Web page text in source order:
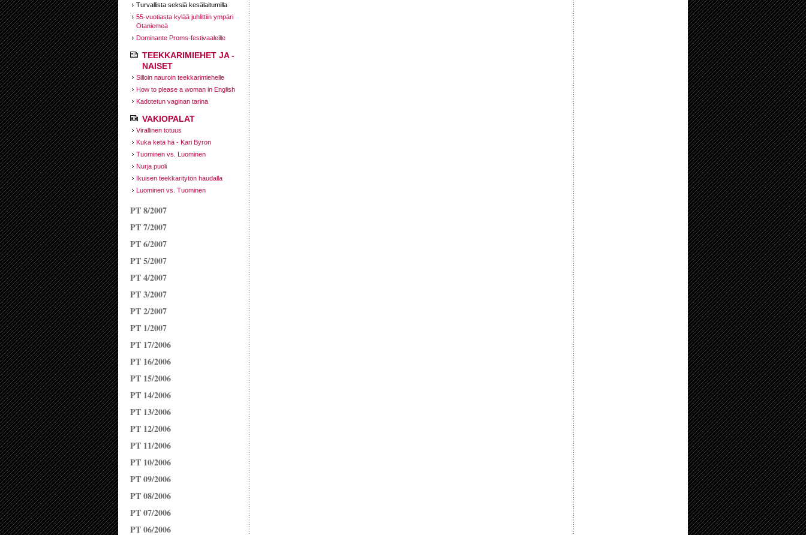
Turvallista seksiä kesälaitumilla
55-vuotiasta kylää juhlittiin ympäri
Otaniemeä
Dominante Proms-festivaaleille
TEEKKARIMIEHET JA -
NAISET
Silloin nauroin teekkarimiehelle
How to please a woman in English
Kadotetun vaginan tarina
VAKIOPALAT
Virallinen totuus
Kuka ketä hä - Kari Byron
Tuominen vs. Luominen
Nurja puoli
Ikuisen teekkaritytön haudalla
Luominen vs. Tuominen
PT 8/2007
PT 7/2007
PT 6/2007
PT 5/2007
PT 4/2007
PT 3/2007
PT 2/2007
PT 1/2007
PT 17/2006
PT 16/2006
PT 15/2006
PT 14/2006
PT 13/2006
PT 12/2006
PT 11/2006
PT 10/2006
PT 09/2006
PT 08/2006
PT 07/2006
PT 06/2006